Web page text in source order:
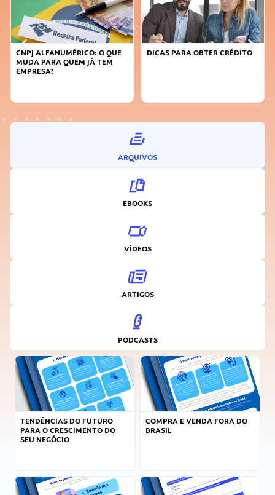
CNPJ ALFANUMÉRICO: O QUE
MUDA PARA QUEM JÁ TEM
EMPRESA?
DICAS PARA OBTER CRÉDITO
ARQUIVOS
EBOOKS
VÍDEOS
ARTIGOS
PODCASTS
TENDÊNCIAS DO FUTURO
PARA O CRESCIMENTO DO
SEU NEGÓCIO
COMPRA E VENDA FORA DO
BRASIL